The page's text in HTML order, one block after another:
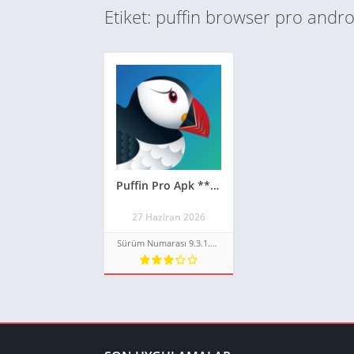
Etiket: puffin browser pro
Puffin Pro Apk **GÜNCEL 2026**
27 Haziran 2026
Sürüm Numarası 9.3.1.50898